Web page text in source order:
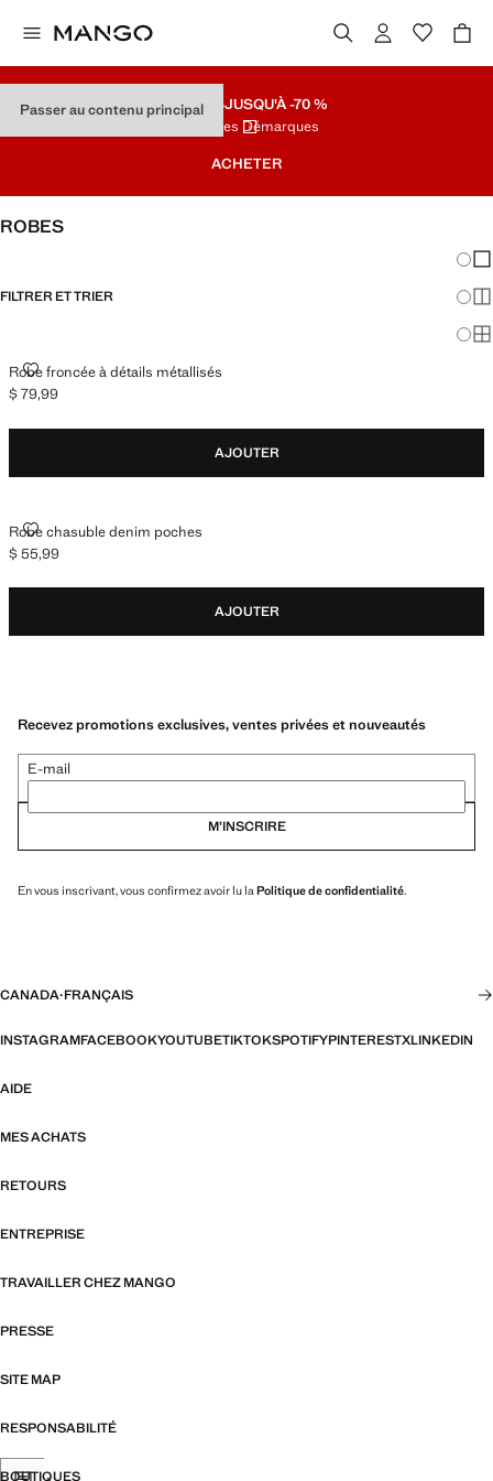
Passer au contenu principal
SOLDESJUSQU'À -70 %
Dernières Démarques
ACHETER
ROBES
FILTRER ET TRIER
Robe froncée à détails métallisés
ROBE FRONCÉE À DÉTAILS MÉTALLISÉS
Prix actuel [$ 79,99 ]
$ 79,99
AJOUTER
Robe chasuble denim poches
ROBE CHASUBLE DENIM POCHES
Prix actuel [$ 55,99 ]
$ 55,99
AJOUTER
Recevez promotions exclusives, ventes privées et nouveautés
E-mail
M’INSCRIRE
En vous inscrivant, vous confirmez avoir lu la Politique de confidentialité.
CANADA·FRANÇAIS
INSTAGRAMFACEBOOKYOUTUBETIKTOKSPOTIFYPINTERESTXLINKEDIN
AIDE
MES ACHATS
RETOURS
ENTREPRISE
TRAVAILLER CHEZ MANGO
PRESSE
SITE MAP
RESPONSABILITÉ
BOUTIQUES